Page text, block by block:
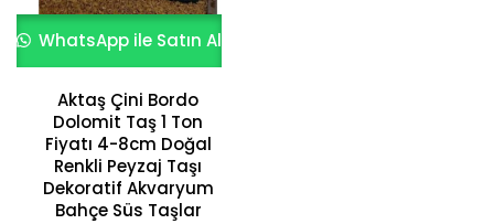
WhatsApp ile Satın Al
Aktaş Çini Bordo
Dolomit Taş 1 Ton
Fiyatı 4-8cm Doğal
Renkli Peyzaj Taşı
Dekoratif Akvaryum
Bahçe Süs Taşlar